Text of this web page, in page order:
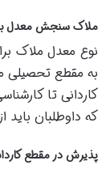
ملاک سنجش معدل
نوع معدل ملاک
به مقطع تحصیلی
کاردانی تا
که داوطلبان باید
پذیرش در مقطع